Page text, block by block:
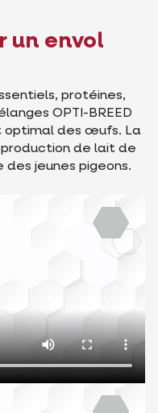
un envol
protéines,
OPTI-BREED
optimal des œufs. La
de lait de
jeunes pigeons.